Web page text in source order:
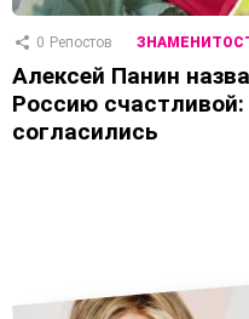
0 Репостов
Алексей Панин
Россию
согласились